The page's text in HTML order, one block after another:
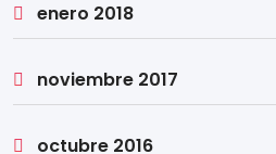
enero 2018
noviembre 2017
octubre 2016